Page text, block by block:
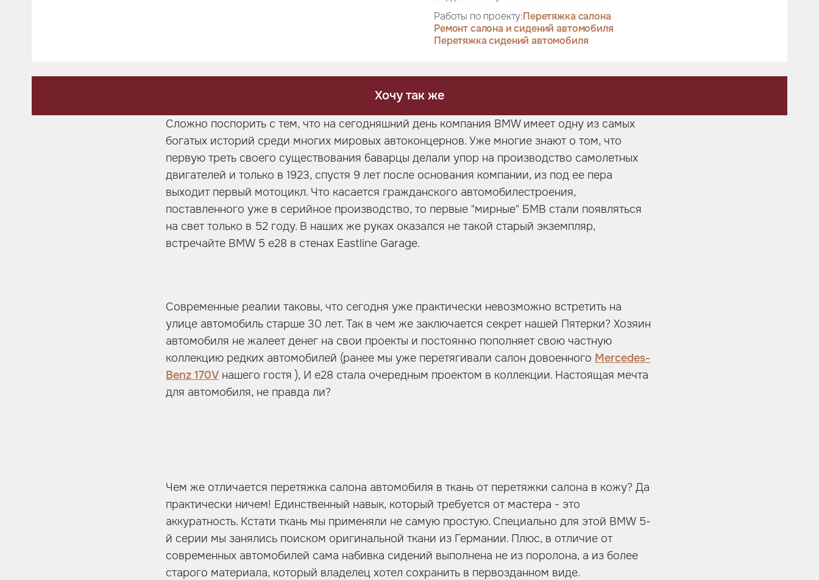
Активный выхлоп
Работы по проекту:Перетяжка салона
Ремонт салона и сидений автомобиля
Перетяжка сидений автомобиля
Хочу так же
Сложно поспорить с тем, что на сегодняшний день компания BMW имеет одну из самых
богатых историй среди многих мировых автоконцернов. Уже многие знают о том, что
первую треть своего существования баварцы делали упор на производство самолетных
двигателей и только в 1923, спустя 9 лет после основания компании, из под ее пера
выходит первый мотоцикл. Что касается гражданского автомобилестроения,
поставленного уже в серийное производство, то первые "мирные" БМВ стали появляться
на свет только в 52 году. В наших же руках оказался не такой старый экземпляр,
встречайте BMW 5 e28 в стенах Eastline Garage.
Современные реалии таковы, что сегодня уже практически невозможно встретить на
улице автомобиль старше 30 лет. Так в чем же заключается секрет нашей Пятерки? Хозяин
автомобиля не жалеет денег на свои проекты и постоянно пополняет свою частную
коллекцию редких автомобилей (ранее мы уже перетягивали салон довоенного Mercedes-
Benz 170V нашего гостя ), И e28 стала очередным проектом в коллекции. Настоящая мечта
для автомобиля, не правда ли?
Чем же отличается перетяжка салона автомобиля в ткань от перетяжки салона в кожу? Да
практически ничем! Единственный навык, который требуется от мастера - это
аккуратность. Кстати ткань мы применяли не самую простую. Специально для этой BMW 5-
й серии мы занялись поиском оригинальной ткани из Германии. Плюс, в отличие от
современных автомобилей сама набивка сидений выполнена не из поролона, а из более
старого материала, который владелец хотел сохранить в первозданном виде.